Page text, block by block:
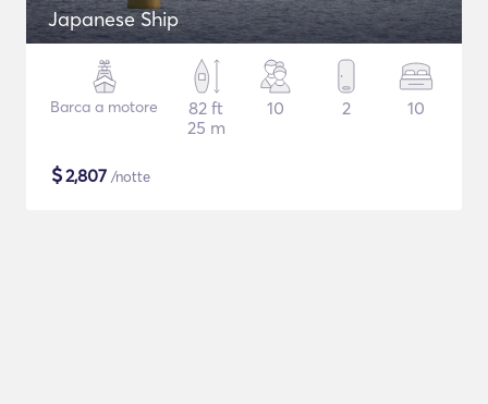
Japanese Ship
Barca a motore
82 ft
25 m
10 2 10
$2,807 /notte